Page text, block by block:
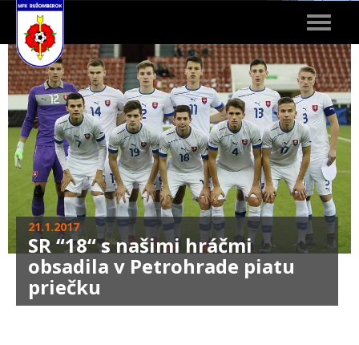
Toggle
21.1.2017
SR “18“ s našimi hráčmi
obsadila v Petrohrade piatu
priečku